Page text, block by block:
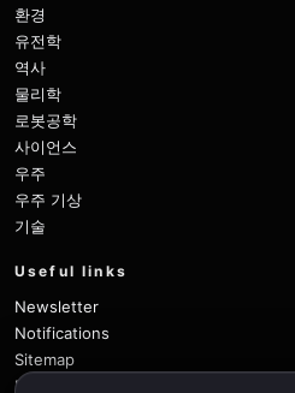
환경
유전학
역사
물리학
로봇공학
사이언스
우주
우주 기상
기술
Useful links
Newsletter
Notifications
Sitemap
Privacy Policy